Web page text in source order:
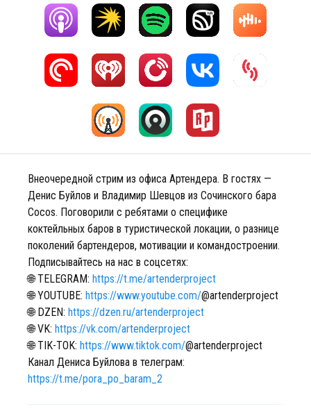
Внеочередной стрим из офиса Артендера. В гостях —
Денис Буйлов и Владимир Шевцов из Сочинского бара
Cocos. Поговорили с ребятами о специфике
коктейльных баров в туристической локации, о разнице
поколений бартендеров, мотивации и командостроении.
Подписывайтесь на нас в соцсетях:
🌐 TELEGRAM: https://t.me/artenderproject
🌐 YOUTUBE: https://www.youtube.com/@artenderproject
🌐 DZEN: https://dzen.ru/artenderproject
🌐 VK: https://vk.com/artenderproject
🌐 TIK-TOK: https://www.tiktok.com/@artenderproject
Канал Дениса Буйлова в телеграм:
https://t.me/pora_po_baram_2